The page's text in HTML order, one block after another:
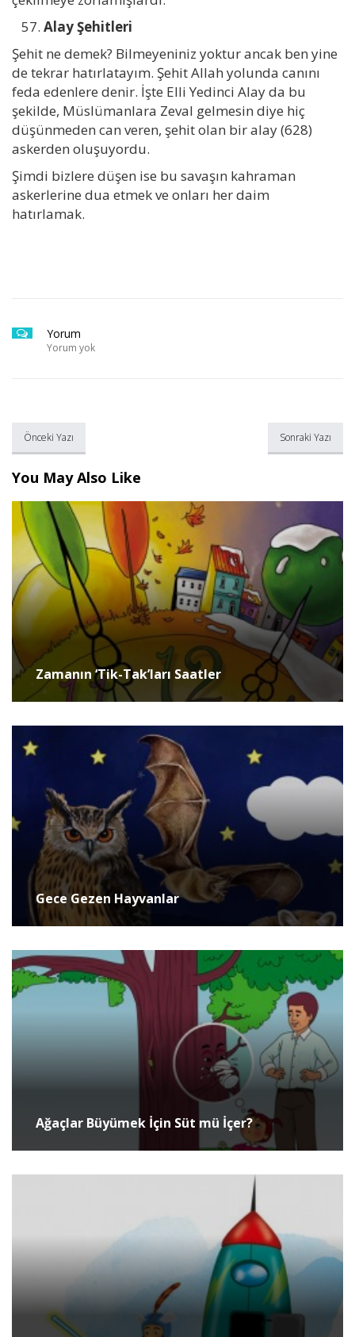
Alay Şehitleri
Şehit ne demek? Bilmeyeniniz yoktur ancak ben yine
de tekrar hatırlatayım. Şehit Allah yolunda canını
feda edenlere denir. İşte Elli Yedinci Alay da bu
şekilde, Müslümanlara Zeval gelmesin diye hiç
düşünmeden can veren, şehit olan bir alay (628)
askerden oluşuyordu.
Şimdi bizlere düşen ise bu savaşın kahraman
askerlerine dua etmek ve onları her daim
hatırlamak.
Yorum
Yorum yok
Önceki Yazı Sonraki Yazı
You May Also Like
Zamanın ‘Tik-Tak’ları Saatler
Gece Gezen Hayvanlar
Ağaçlar Büyümek İçin Süt mü İçer?